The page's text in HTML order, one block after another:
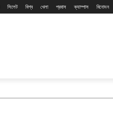
সিলেট বিশ্ব খেলা প্রবাস ক্যাম্পাস বিনোদন